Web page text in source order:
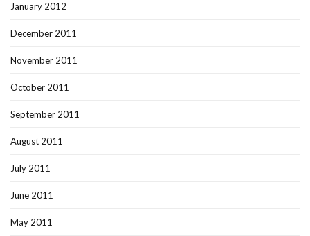
January 2012
December 2011
November 2011
October 2011
September 2011
August 2011
July 2011
June 2011
May 2011